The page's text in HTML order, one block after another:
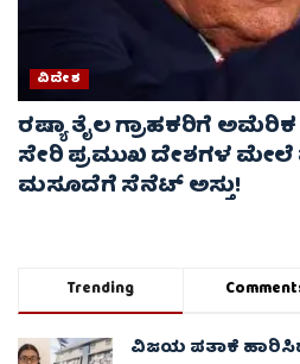
ವಿದೇಶ
ರಷ್ಯಾ ತೈಲ ಗ್ರಾಹಕರಿಗೆ
ಸೇರಿ ಪ್ರಮುಖ ದೇಶಗಳ ಮೇಲೆ
ಮಸೂದೆಗೆ ಸೆನೆಟ್ ಅಸ್ತು!
Trending
ವಿಜಯ ಪತಾಕೆ